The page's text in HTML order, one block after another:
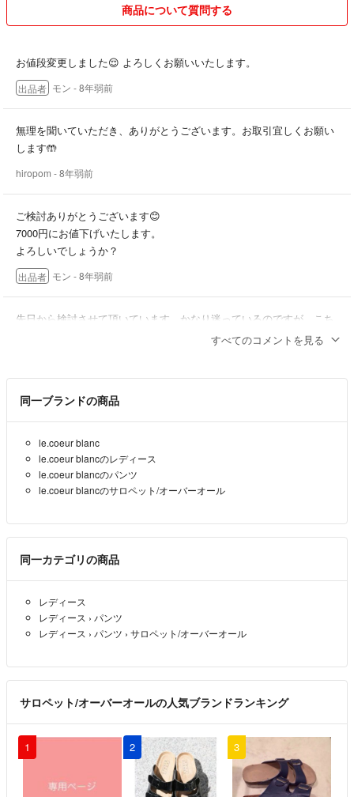
商品について質問する
お値段変更しました😌 よろしくお願いいたします。
出品者 モン - 8年弱前
無理を聞いていただき、ありがとうございます。お取引宜しくお願い
します🤲
hiropom - 8年弱前
ご検討ありがとうございます😊
7000円にお値下げいたします。
よろしいでしょうか？
出品者 モン - 8年弱前
先日から検討させて頂いています。かなり迷っているのですが、こち
らの商品7000円にお値下げいただくことはできませんでしょうか？無
hiropom- 8年弱前
よろしくご検討ください^_^
出品者 モン- 8年弱前
こちらこそ、丁寧にお返事頂きまして誠にありがとうございました。
秋冬物になるかと思いますが参考までに、
素材はポリエステル100パーセントです。
突然のコメント失礼致します。現在購入を検討しています。こちらの
商品はいつ頃ご購入された商品でしょうか？春夏もの、秋冬もの、ど
す。
すべてのコメントを見る
同一ブランドの商品
le.coeur blanc
le.coeur blancのレディース
le.coeur blancのパンツ
le.coeur blancのサロペット/オーバーオール
同一カテゴリの商品
レディース
レディース › パンツ
レディース › パンツ › サロペット/オーバーオール
サロペット/オーバーオールの人気ブランドランキング
1 2 3